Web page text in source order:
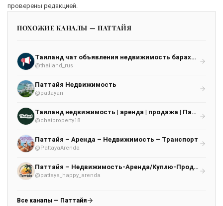
проверены редакцией.
ПОХОЖИЕ КАНАЛЫ — ПАТТАЙЯ
Таиланд чат объявления недвижимость барахолка работа Пхукет Паттайя Бангкок Самуи Панган
@thailand_rus
Паттайя Недвижимость
@pattayan
Таиланд недвижимость | аренда | продажа | Паттайя Бангкок Самуи Пхукет
@chatproperty18
Паттайя – Аренда – Недвижимость – Транспорт
@PattayaArenda
Паттайя – Недвижимость-Аренда/Куплю-Продам
@pattaya_happy_arenda
Все каналы — Паттайя